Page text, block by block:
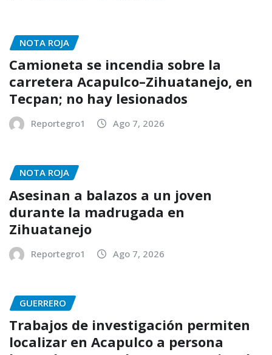
NOTA ROJA
Camioneta se incendia sobre la
carretera Acapulco–Zihuatanejo, en
Tecpan; no hay lesionados
Reportegro1 Ago 7, 2026
NOTA ROJA
Asesinan a balazos a un joven
durante la madrugada en
Zihuatanejo
Reportegro1 Ago 7, 2026
GUERRERO
Trabajos de investigación permiten
localizar en Acapulco a persona